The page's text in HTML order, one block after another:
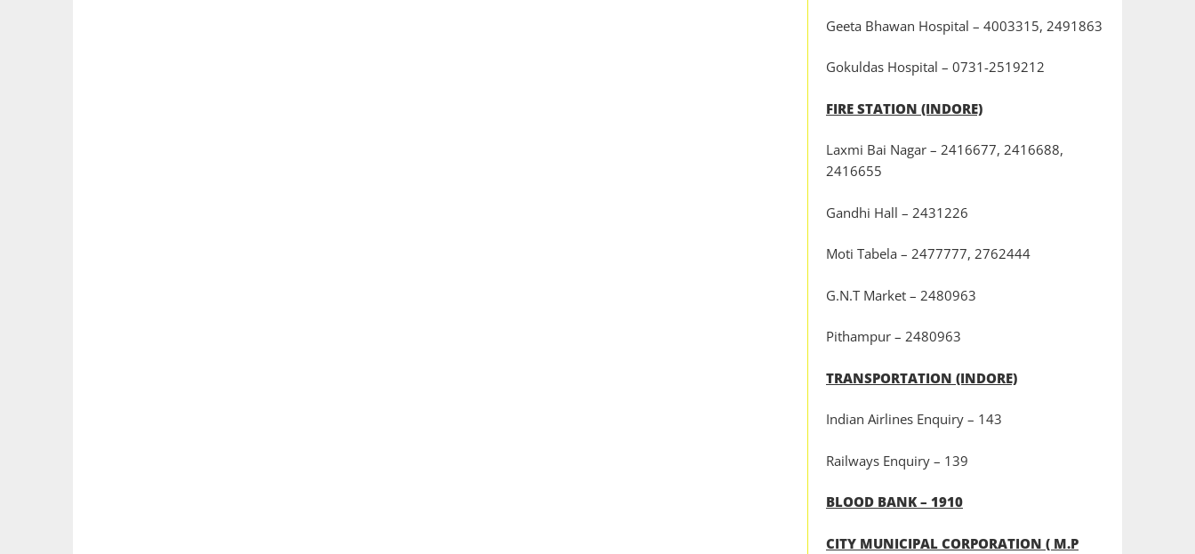
Geeta Bhawan Hospital – 4003315, 2491863
Gokuldas Hospital – 0731-2519212
FIRE STATION (INDORE)
Laxmi Bai Nagar – 2416677, 2416688,
2416655
Gandhi Hall – 2431226
Moti Tabela – 2477777, 2762444
G.N.T Market – 2480963
Pithampur – 2480963
TRANSPORTATION (INDORE)
Indian Airlines Enquiry – 143
Railways Enquiry – 139
BLOOD BANK – 1910
CITY MUNICIPAL CORPORATION ( M.P